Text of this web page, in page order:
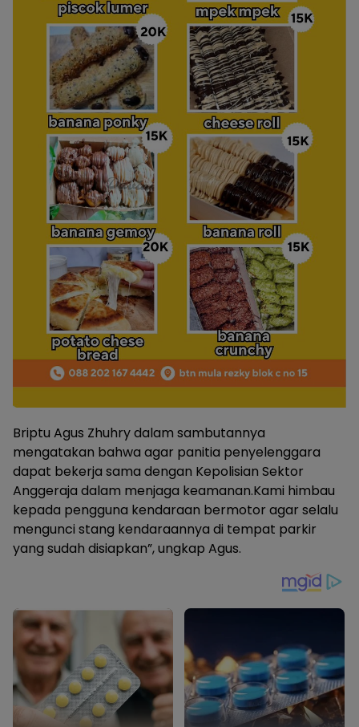
Briptu Agus Zhuhry dalam sambutannya
mengatakan bahwa agar panitia penyelenggara
dapat bekerja sama dengan Kepolisian Sektor
Anggeraja dalam menjaga keamanan.Kami himbau
kepada pengguna kendaraan bermotor agar selalu
mengunci stang kendaraannya di tempat parkir
yang sudah disiapkan”, ungkap Agus.